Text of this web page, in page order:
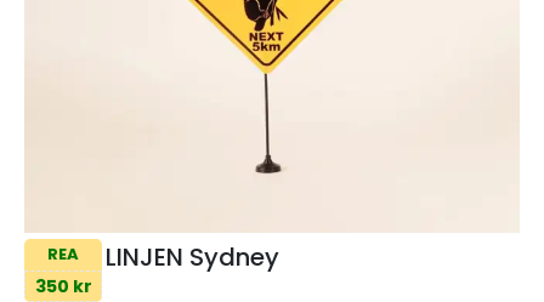
REA
350 kr
LINJEN Sydney